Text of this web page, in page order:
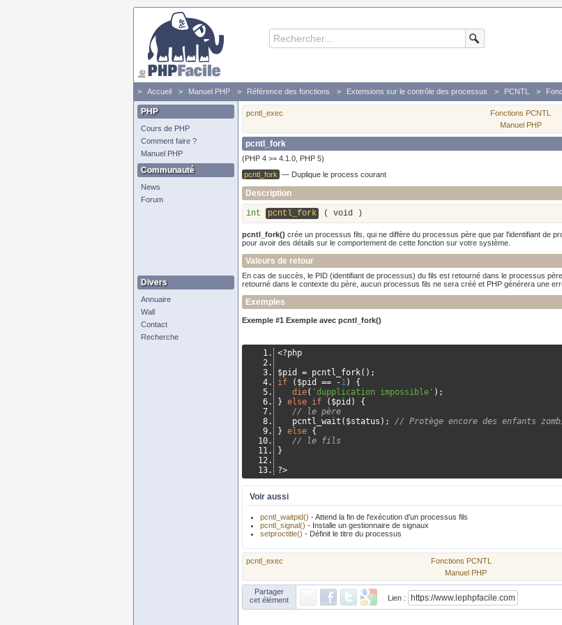
Accueil Manuel PHP Référence des fonctions Extensions sur le contrôle des processus PCNTL
PHP
Cours de PHP
Comment faire ?
Manuel PHP
Communauté
News
Forum
Divers
Annuaire
Wall
Contact
Recherche
pcntl_exec Fonctions PCNTL
Manuel PHP
pcntl_fork
(PHP 4 >= 4.1.0, PHP 5)
pcntl_fork — Duplique le process courant
Description
int pcntl_fork ( void )
pcntl_fork() crée un processus fils, qui ne diffère du processus père que par l'identifiant de
pour avoir des détails sur le comportement de cette fonction sur votre système.
Valeurs de retour
En cas de succès, le PID (identifiant de processus) du fils est retourné dans le processus
retourné dans le contexte du père, aucun processus fils ne sera créé et PHP générera une
Exemples
Exemple #1 Exemple avec pcntl_fork()
<?php
$pid = pcntl_fork();
if
( $pid == -1)
{
die( 'dupplication impossible' );
} else if ( $pid )
{
// le père
	 pcntl_wait
( $status );
// Protège encore des enfants
} else {
// le fils
}
?>
Voir aussi
pcntl_waitpid() - Attend la fin de l'exécution d'un processus fils
pcntl_signal() - Installe un gestionnaire de signaux
setproctitle() - Définit le titre du processus
pcntl_exec Fonctions PCNTL
Manuel PHP
Partager
cet élément
Lien :